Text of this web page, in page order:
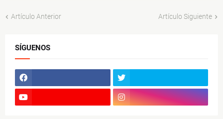
Artículo Anterior Artículo Siguiente
SÍGUENOS